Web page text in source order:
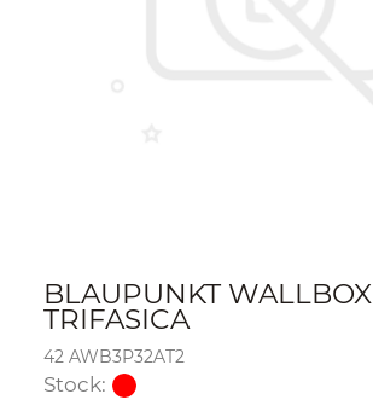
BLAUPUNKT WALLBOX
TRIFASICA
42 AWB3P32AT2
Stock: